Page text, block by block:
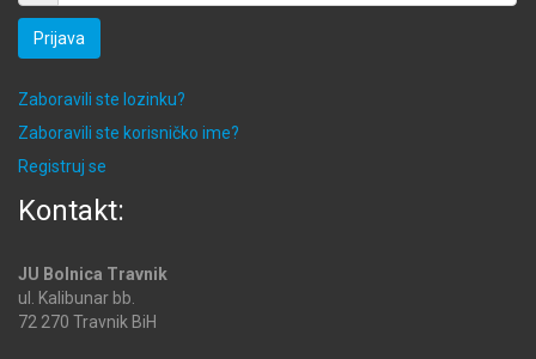
Prijava
Zaboravili ste lozinku?
Zaboravili ste korisničko ime?
Registruj se
Kontakt:
JU Bolnica Travnik
ul. Kalibunar bb.
72 270 Travnik BiH